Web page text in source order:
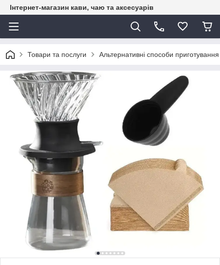
Інтернет-магазин кави, чаю та аксесуарів
Товари та послуги Альтернативні способи